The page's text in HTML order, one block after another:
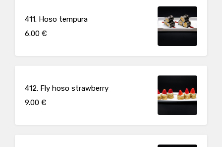
411. Hoso tempura
6.00 €
412. Fly hoso strawberry
9.00 €